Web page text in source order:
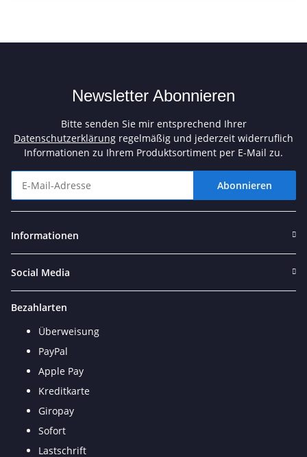
Newsletter Abonnieren
Bitte senden Sie mir entsprechend Ihrer
Datenschutzerklärung regelmäßig und jederzeit widerruflich
Informationen zu Ihrem Produktsortiment per E-Mail zu.
Abonnieren
Informationen
Social Media
Bezahlarten
Überweisung
PayPal
Apple Pay
Kreditkarte
Giropay
Sofort
Lastschrift